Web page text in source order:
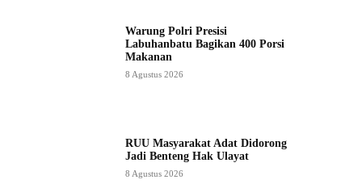
Warung Polri Presisi
Labuhanbatu Bagikan 400 Porsi
Makanan
8 Agustus 2026
RUU Masyarakat Adat Didorong
Jadi Benteng Hak Ulayat
8 Agustus 2026